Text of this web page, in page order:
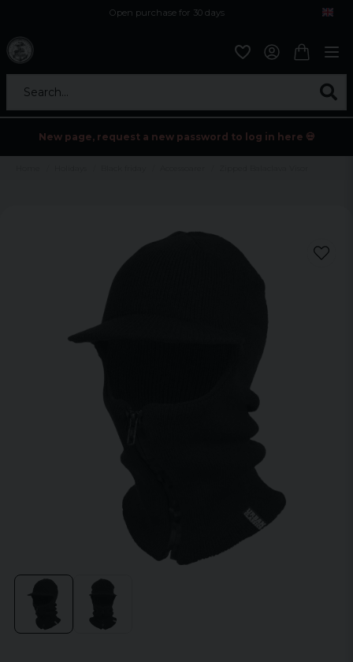
Open purchase for 30 days
Search...
New page, request a new password to log in here 💀